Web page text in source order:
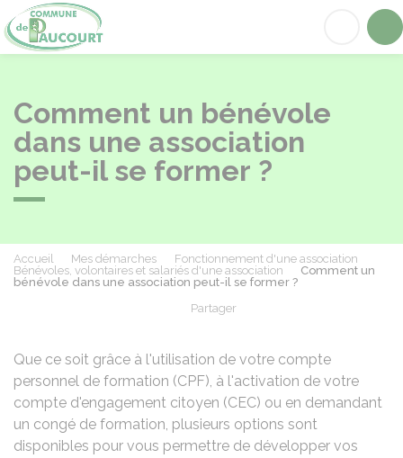
Comment un bénévole
dans une association
peut-il se former ?
Accueil Mes démarches
Fonctionnement d'une association
Bénévoles, volontaires et salariés d'une association
Comment un
bénévole dans une association peut-il se former ?
Partager
Que ce soit grâce à l'utilisation de votre compte
personnel de formation (CPF), à l'activation de votre
compte d'engagement citoyen (CEC) ou en demandant
un congé de formation, plusieurs options sont
disponibles pour vous permettre de développer vos